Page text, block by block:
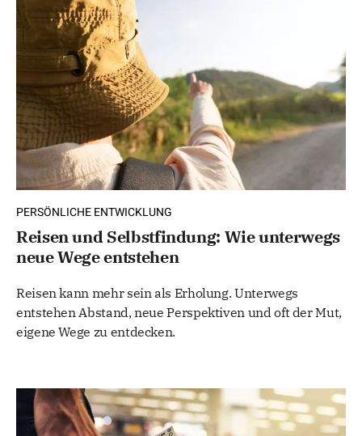
PERSÖNLICHE ENTWICKLUNG
Reisen und Selbstfindung: Wie unterwegs
neue Wege entstehen
Reisen kann mehr sein als Erholung. Unterwegs
entstehen Abstand, neue Perspektiven und oft der Mut,
eigene Wege zu entdecken.